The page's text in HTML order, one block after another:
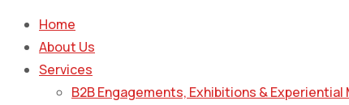
Home
About Us
Services
B2B Engagements, Exhibitions & Experiential